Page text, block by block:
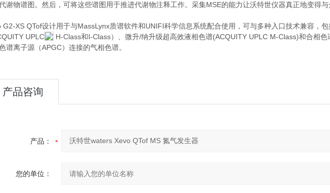
谢物谱图。然后，可将这些谱图用于推进代谢物注释工作。采集MSE的能力让沃特世仪器真正地变得与
G2-XS QTof设计用于与MassLynx质谱软件和UNIFI科学信息系统配合使用，可与多种入口技术兼容，
UPLC
H-Class和I-Class）、微升/纳升级超高效液相色谱(ACQUITY UPLC M-Class)和合相色
谱离子源（APGC）连接的气相色谱。
产品咨询
产品：
您的单位：